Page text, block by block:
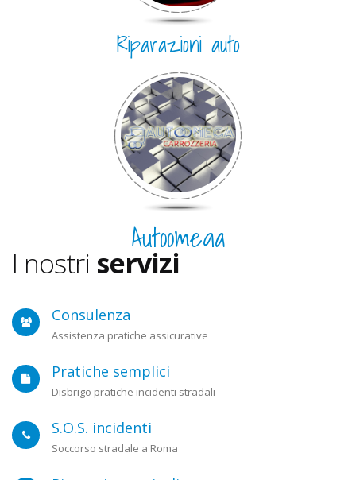
Riparazioni auto
Autoomega
I nostri servizi
Consulenza
Assistenza pratiche assicurative
Pratiche semplici
Disbrigo pratiche incidenti stradali
S.O.S. incidenti
Soccorso stradale a Roma